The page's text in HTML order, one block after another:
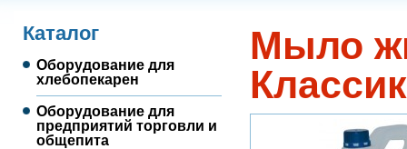
Каталог
Оборудование для
хлебопекарен
Оборудование для
предприятий торговли и
общепита
Мыло